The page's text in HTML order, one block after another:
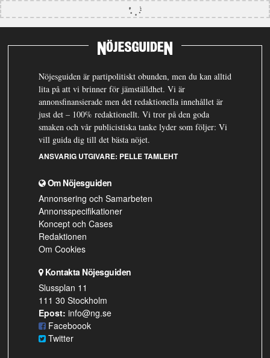
Nöjesguiden är partipolitiskt obunden, men du kan alltid
lita på att vi brinner för jämställdhet. Vi är
annonsfinansierade men det redaktionella innehållet är
just det – 100% redaktionellt. Vi tror på den goda
smaken och vår publicistiska tanke lyder som följer: Vi
vill guida dig till det bästa nöjet.
ANSVARIG UTGIVARE: PELLE TAMLEHT
Om Nöjesguiden
Annonsering och Samarbeten
Annonsspecifikationer
Koncept och Cases
Redaktionen
Om Cookies
Kontakta Nöjesguiden
Slussplan 11
111 30 Stockholm
Epost: info@ng.se
Faceboook
Twitter